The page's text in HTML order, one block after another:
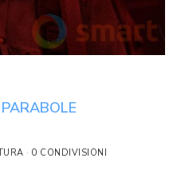
0 CONDIVISIONI